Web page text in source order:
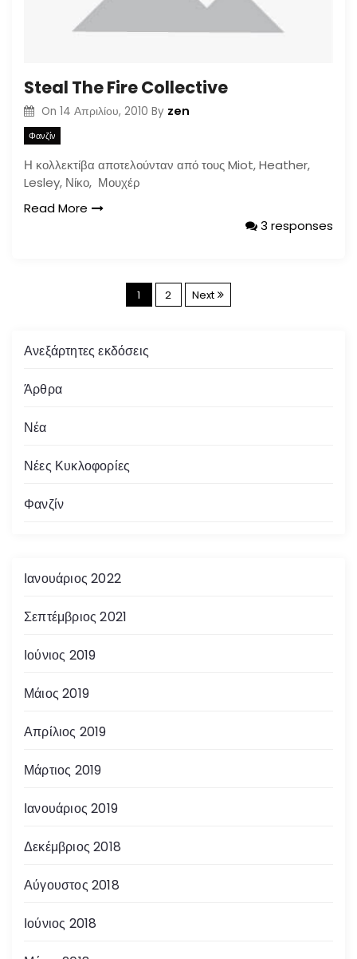
Steal The Fire Collective
On 14 Απριλίου, 2010 By zen
Φανζίν
Η κολλεκτίβα αποτελούνταν από τους Miot, Heather,
Lesley, Νίκο, Μουχέρ
Read More
3 responses
Σ
1 2 Next
Ανεξάρτητες εκδόσεις
Άρθρα
Νέα
Νέες Κυκλοφορίες
Φανζίν
Ιανουάριος 2022
Σεπτέμβριος 2021
Ιούνιος 2019
Μάιος 2019
Απρίλιος 2019
Μάρτιος 2019
Ιανουάριος 2019
Δεκέμβριος 2018
Αύγουστος 2018
Ιούνιος 2018